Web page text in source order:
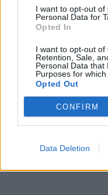
I want to opt-out of
Personal Data for
Opted In
I want to opt-out of
Retention, Sale,
Personal Data that
Purposes for which
Opted Out
CONFIRM
Data Deletion